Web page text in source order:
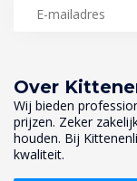
Over
Wij bieden
prijzen. Zeker
houden. Bij
kwaliteit.